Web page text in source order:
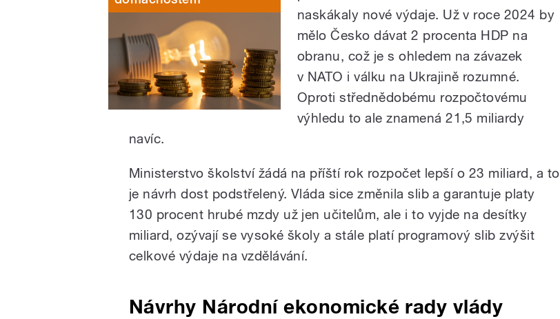
naskákaly nové výdaje. Už v roce 2024 by
mělo Česko dávat 2 procenta HDP na
obranu, což je s ohledem na závazek
v NATO i válku na Ukrajině rozumné.
Oproti střednědobému rozpočtovému
výhledu to ale znamená 21,5 miliardy
navíc.
Ministerstvo školství žádá na příští rok rozpočet lepší o 23 miliard, a to
je návrh dost podstřelený. Vláda sice změnila slib a garantuje platy
130 procent hrubé mzdy už jen učitelům, ale i to vyjde na desítky
miliard, ozývají se vysoké školy a stále platí programový slib zvýšit
celkové výdaje na vzdělávání.
Návrhy Národní ekonomické rady vlády